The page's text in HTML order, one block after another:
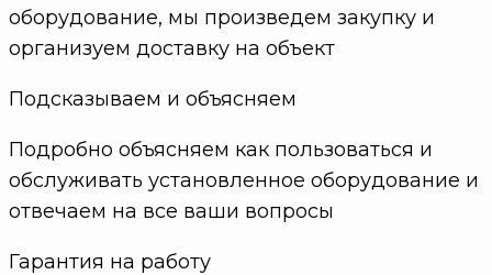
оборудование, мы произведем закупку и
организуем доставку на объект
Подсказываем и объясняем
Подробно объясняем как пользоваться и
обслуживать установленное оборудование и
отвечаем на все ваши вопросы
Гарантия на работу